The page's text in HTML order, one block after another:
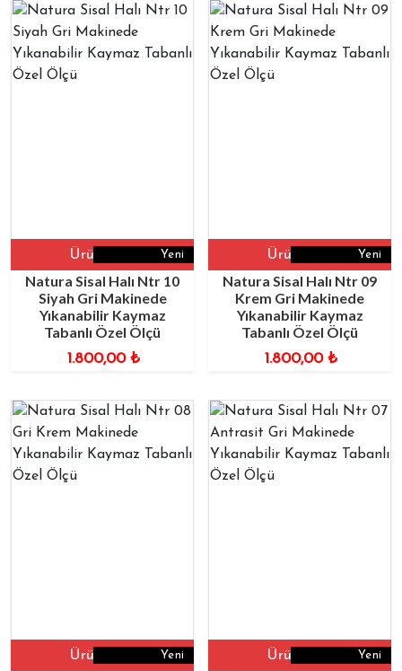
Yeni
Ürüne Git
Natura Sisal Halı Ntr 10
Siyah Gri Makinede
Yıkanabilir Kaymaz
Tabanlı Özel Ölçü
1.800,00 ₺
Yeni
Ürüne Git
Natura Sisal Halı Ntr 09
Krem Gri Makinede
Yıkanabilir Kaymaz
Tabanlı Özel Ölçü
1.800,00 ₺
Yeni
Ürüne Git Yeni
Ürüne Git